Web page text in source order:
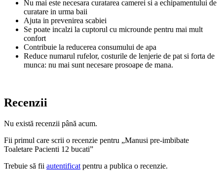
Nu mai este necesara curatarea camerei si a echipamentului de
curatare in urma baii
Ajuta in prevenirea scabiei
Se poate incalzi la cuptorul cu microunde pentru mai mult
confort
Contribuie la reducerea consumului de apa
Reduce numarul rufelor, costurile de lenjerie de pat si forta de
munca: nu mai sunt necesare prosoape de mana.
Recenzii
Nu există recenzii până acum.
Fii primul care scrii o recenzie pentru „Manusi pre-imbibate
Toaletare Pacienti 12 bucati”
Trebuie să fii autentificat pentru a publica o recenzie.